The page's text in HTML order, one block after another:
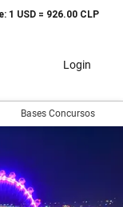
1 USD = 926.00 CLP
Login
Bases Concursos